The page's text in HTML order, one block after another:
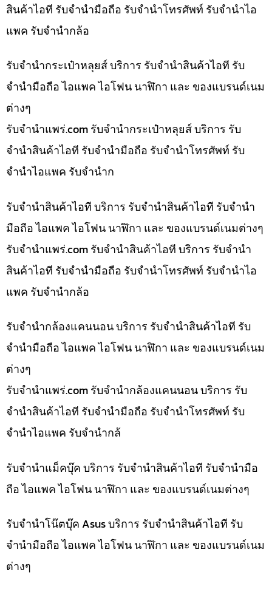
สินค้าไอที รับจำนำมือถือ รับจำนำโทรศัพท์ รับจำนำไอ
แพค รับจำนำกล้อ
รับจำนำกระเป๋าหลุยส์ บริการ รับจำนำสินค้าไอที รับ
จำนำมือถือ ไอแพค ไอโฟน นาฬิกา และ ของแบรนด์เนม
ต่างๆ
รับจํานําแพร่.com รับจำนำกระเป๋าหลุยส์ บริการ รับ
จำนำสินค้าไอที รับจำนำมือถือ รับจำนำโทรศัพท์ รับ
จำนำไอแพค รับจำนำก
รับจำนำสินค้าไอที บริการ รับจำนำสินค้าไอที รับจำนำ
มือถือ ไอแพค ไอโฟน นาฬิกา และ ของแบรนด์เนมต่างๆ
รับจํานําแพร่.com รับจำนำสินค้าไอที บริการ รับจำนำ
สินค้าไอที รับจำนำมือถือ รับจำนำโทรศัพท์ รับจำนำไอ
แพค รับจำนำกล้อ
รับจำนำกล้องแคนนอน บริการ รับจำนำสินค้าไอที รับ
จำนำมือถือ ไอแพค ไอโฟน นาฬิกา และ ของแบรนด์เนม
ต่างๆ
รับจํานําแพร่.com รับจำนำกล้องแคนนอน บริการ รับ
จำนำสินค้าไอที รับจำนำมือถือ รับจำนำโทรศัพท์ รับ
จำนำไอแพค รับจำนำกล้
รับจำนำแม็คบุ๊ค บริการ รับจำนำสินค้าไอที รับจำนำมือ
ถือ ไอแพค ไอโฟน นาฬิกา และ ของแบรนด์เนมต่างๆ
รับจำนำโน๊ตบุ๊ค Asus บริการ รับจำนำสินค้าไอที รับ
จำนำมือถือ ไอแพค ไอโฟน นาฬิกา และ ของแบรนด์เนม
ต่างๆ